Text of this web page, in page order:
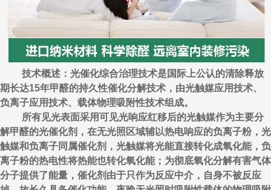
技术概述：光催化综合治理技术是国际上公认的清除释放
期长达15年甲醛的持久性催化分解技术，由光触媒应用技术、
负离子应用技术、载体物理吸附性技术组成。
所有见光表面采用可见光响应红移后的光触媒作为主要分
解甲醛的光催化剂，在无光照区域辅以热电响应的负离子粉，光
触媒和负离子同属催化剂，光触媒将光能直接转化成氧化能，负
离子粉的热电性将热能也转化氧化能；为彻底氧化分解有害气体
分子提供了能量，催化剂由于只作为反应中介，自身不被反应